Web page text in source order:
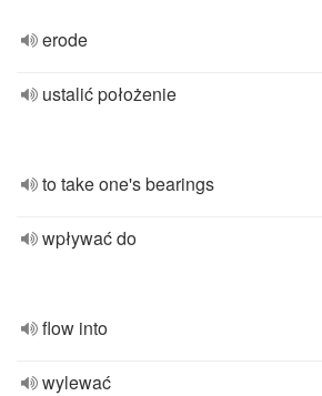
erode
ustalić położenie
to take one's bearings
wpływać do
flow into
wylewać